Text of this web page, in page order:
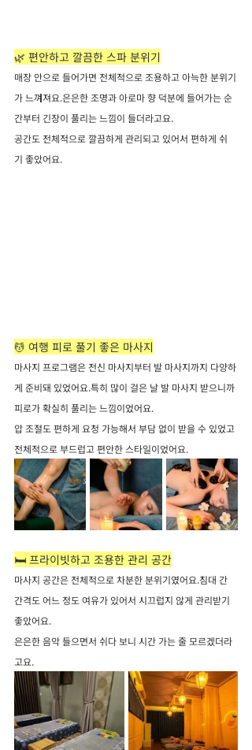
🌿 편안하고 깔끔한 스파 분위기
매장 안으로 들어가면 전체적으로 조용하고 아늑한 분위기
가 느껴져요.은은한 조명과 아로마 향 덕분에 들어가는 순
간부터 긴장이 풀리는 느낌이 들더라고요.
공간도 전체적으로 깔끔하게 관리되고 있어서 편하게 쉬
기 좋았어요.
💆 여행 피로 풀기 좋은 마사지
마사지 프로그램은 전신 마사지부터 발 마사지까지 다양하
게 준비돼 있었어요.특히 많이 걸은 날 발 마사지 받으니까
피로가 확실히 풀리는 느낌이었어요.
압 조절도 편하게 요청 가능해서 부담 없이 받을 수 있었고
전체적으로 부드럽고 편안한 스타일이었어요.
🛏️ 프라이빗하고 조용한 관리 공간
마사지 공간은 전체적으로 차분한 분위기였어요.침대 간
간격도 어느 정도 여유가 있어서 시끄럽지 않게 관리받기
좋았어요.
은은한 음악 들으면서 쉬다 보니 시간 가는 줄 모르겠더라
고요.